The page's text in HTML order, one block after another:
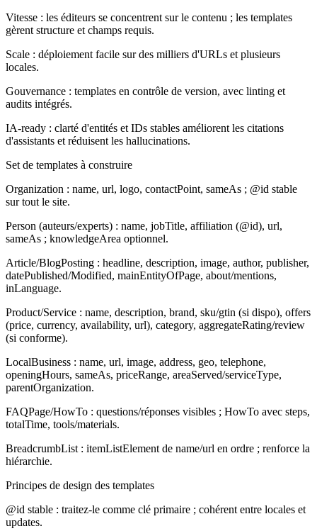
Vitesse : les éditeurs se concentrent sur le contenu ; les templates
gèrent structure et champs requis.
Scale : déploiement facile sur des milliers d'URLs et plusieurs
locales.
Gouvernance : templates en contrôle de version, avec linting et
audits intégrés.
IA-ready : clarté d'entités et IDs stables améliorent les citations
d'assistants et réduisent les hallucinations.
Set de templates à construire
Organization : name, url, logo, contactPoint, sameAs ; @id stable
sur tout le site.
Person (auteurs/experts) : name, jobTitle, affiliation (@id), url,
sameAs ; knowledgeArea optionnel.
Article/BlogPosting : headline, description, image, author, publisher,
datePublished/Modified, mainEntityOfPage, about/mentions,
inLanguage.
Product/Service : name, description, brand, sku/gtin (si dispo), offers
(price, currency, availability, url), category, aggregateRating/review
(si conforme).
LocalBusiness : name, url, image, address, geo, telephone,
openingHours, sameAs, priceRange, areaServed/serviceType,
parentOrganization.
FAQPage/HowTo : questions/réponses visibles ; HowTo avec steps,
totalTime, tools/materials.
BreadcrumbList : itemListElement de name/url en ordre ; renforce la
hiérarchie.
Principes de design des templates
@id stable : traitez-le comme clé primaire ; cohérent entre locales et
updates.